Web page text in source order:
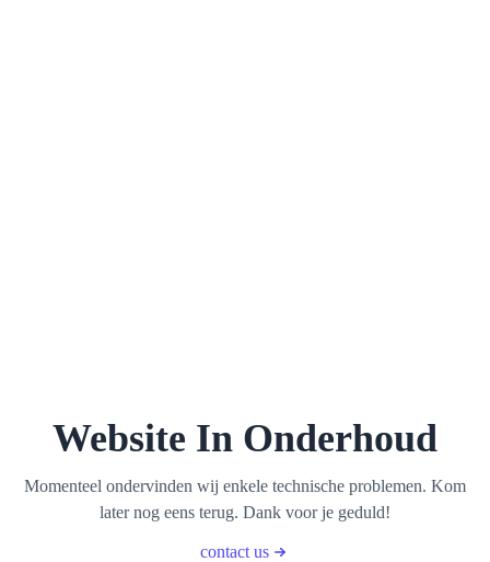
Website In Onderhoud
Momenteel ondervinden wij enkele technische problemen. Kom
later nog eens terug. Dank voor je geduld!
contact us